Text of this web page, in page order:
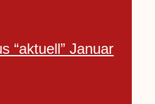
“aktuell” Januar